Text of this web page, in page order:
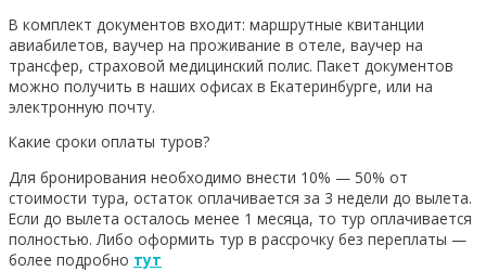
В комплект документов входит: маршрутные квитанции
авиабилетов, ваучер на проживание в отеле, ваучер на
трансфер, страховой медицинский полис. Пакет документов
можно получить в наших офисах в Екатеринбурге, или на
электронную почту.
Какие сроки оплаты туров?
Для бронирования необходимо внести 10% — 50% от
стоимости тура, остаток оплачивается за 3 недели до вылета.
Если до вылета осталось менее 1 месяца, то тур оплачивается
полностью. Либо оформить тур в рассрочку без переплаты —
более подробно тут